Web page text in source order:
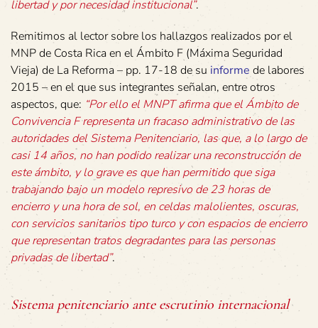
libertad y por necesidad institucional”.
Remitimos al lector sobre los hallazgos realizados por el
MNP de Costa Rica en el Ámbito F (Máxima Seguridad
Vieja) de La Reforma – pp. 17-18 de su informe de labores
2015 – en el que sus integrantes señalan, entre otros
aspectos, que: “Por ello el MNPT afirma que el Ámbito de
Convivencia F representa un fracaso administrativo de las
autoridades del Sistema Penitenciario, las que, a lo largo de
casi 14 años, no han podido realizar una reconstrucción de
este ámbito, y lo grave es que han permitido que siga
trabajando bajo un modelo represivo de 23 horas de
encierro y una hora de sol, en celdas malolientes, oscuras,
con servicios sanitarios tipo turco y con espacios de encierro
que representan tratos degradantes para las personas
privadas de libertad”.
Sistema penitenciario ante escrutinio internacional